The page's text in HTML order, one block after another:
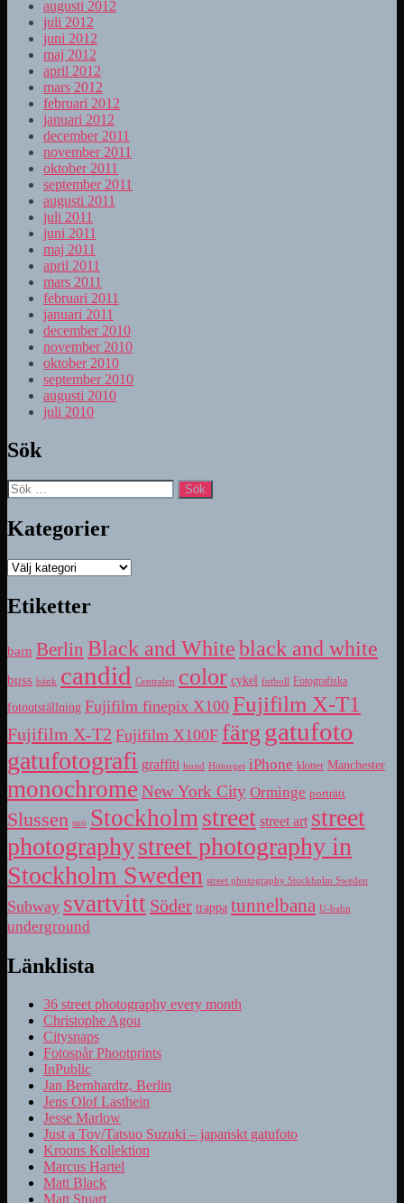
augusti 2012
juli 2012
juni 2012
maj 2012
april 2012
mars 2012
februari 2012
januari 2012
december 2011
november 2011
oktober 2011
september 2011
augusti 2011
juli 2011
juni 2011
maj 2011
april 2011
mars 2011
februari 2011
januari 2011
december 2010
november 2010
oktober 2010
september 2010
augusti 2010
juli 2010
Sök
Sök
efter:
Kategorier
Kategorier
Etiketter
barn Berlin Black and Whiteblack and white
buss bänk candid Centralen color cykel fotboll Fotografiska
fotoutställning Fujifilm finepix X100 Fujifilm X-T1
Fujifilm X-T2 Fujifilm X100F färg gatufoto
gatufotografi graffiti hund Hötorget iPhone klotter Manchester
monochrome New York City Orminge porträtt
Slussen snö Stockholmstreet street art street
photographystreet photography in
Stockholm Sweden street photography Stockholm Sweden
Subway svartvitt Söder trappa tunnelbana U-bahn
underground
Länklista
36 street photography every month
Christophe Agou
Citysnaps
Fotospår Phootprints
InPublic
Jan Bernhardtz, Berlin
Jens Olof Lasthein
Jesse Marlow
Just a Toy/Tatsuo Suzuki – japanskt gatufoto
Kroons Kollektion
Marcus Hartel
Matt Black
Matt Stuart